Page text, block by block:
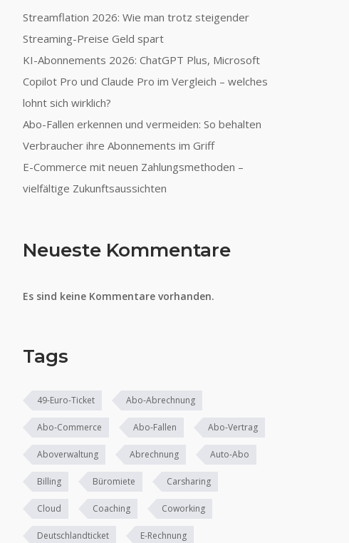
Streamflation 2026: Wie man trotz steigender
Streaming-Preise Geld spart
KI-Abonnements 2026: ChatGPT Plus, Microsoft
Copilot Pro und Claude Pro im Vergleich – welches
lohnt sich wirklich?
Abo-Fallen erkennen und vermeiden: So behalten
Verbraucher ihre Abonnements im Griff
E-Commerce mit neuen Zahlungsmethoden –
vielfältige Zukunftsaussichten
Neueste Kommentare
Es sind keine Kommentare vorhanden.
Tags
49-Euro-Ticket Abo-Abrechnung
Abo-Commerce Abo-Fallen Abo-Vertrag
Aboverwaltung Abrechnung Auto-Abo
Billing Büromiete Carsharing
Cloud Coaching Coworking
Deutschlandticket E-Rechnung